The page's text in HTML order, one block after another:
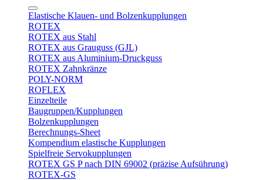
Elastische Klauen- und Bolzenkupplungen
ROTEX
ROTEX aus Stahl
ROTEX aus Grauguss (GJL)
ROTEX aus Aluminium-Druckguss
ROTEX Zahnkränze
POLY-NORM
ROFLEX
Einzelteile
Baugruppen/Kupplungen
Bolzenkupplungen
Berechnungs-Sheet
Kompendium elastische Kupplungen
Spielfreie Servokupplungen
ROTEX GS P nach DIN 69002 (präzise Aufsührung)
ROTEX-GS